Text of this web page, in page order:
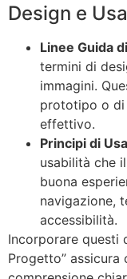
Design e
Linee Guida
termini di
immagini.
prototipo o di
effettivo.
Principi di
usabilità che
buona
navigazione,
accessibilità.
Incorporare questi
Progetto”